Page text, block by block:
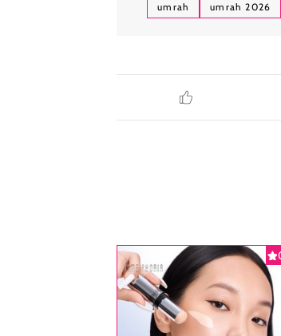
umrah umrah 2026